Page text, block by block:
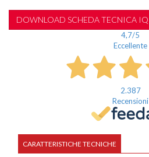
DOWNLOAD SCHEDA TECNICA IQ
4,7/5
Eccellente
2.387
Recensioni
CARATTERISTICHE TECNICHE